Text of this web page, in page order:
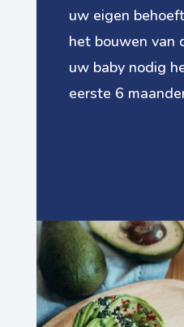
uw eigen
het bouwen van
uw baby nodig
eerste 6